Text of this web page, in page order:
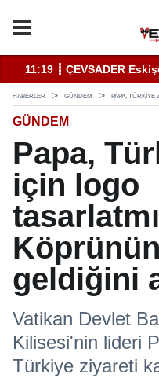
11:19 ┋ ÇEVSADER
HABERLER GÜNDEM PAPA, TÜRKIYE
GÜNDEM
Papa,
için logo
geldiğini
Vatikan Devlet
Kilisesi'nin lideri
Türkiye ziyareti